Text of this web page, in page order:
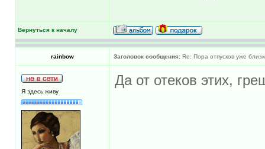
Вернуться к началу
rainbow Заголовок сообщения: Re: Пора отпусков уже
Я здесь живу
Да от отеков этих,